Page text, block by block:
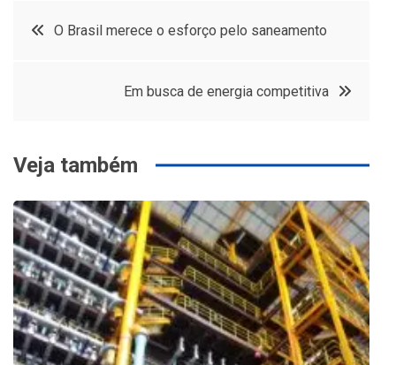
Navegação
O Brasil merece o esforço pelo saneamento
Em busca de energia competitiva
Veja também